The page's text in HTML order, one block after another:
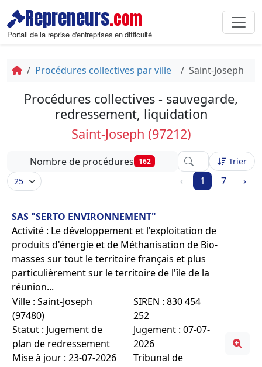
Repreneurs.com
Portail de la reprise d'entreprises en difficulté
Procédures collectives par ville Saint-Joseph
Procédures collectives - sauvegarde,
redressement, liquidation
Saint-Joseph (97212)
Nombre de procédures 162 Affinez votreTrier
‹ 1 7 ›
SAS "SERTO ENVIRONNEMENT"
Activité : Le développement et l'exploitation de
produits d'énergie et de Méthanisation de Bio-
masses sur tout le territoire français et plus
particulièrement sur le territoire de l'île de la
réunion...
Ville : Saint-Joseph
(97480)
Statut : Jugement de
plan de redressement
Mise à jour : 23-07-2026
SIREN : 830 454
252
Jugement : 07-07-
2026
Tribunal de